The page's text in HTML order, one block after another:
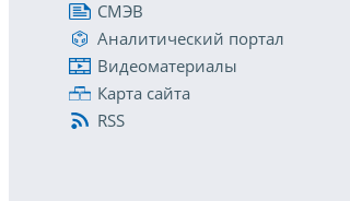
СМЭВ
Аналитический портал
Видеоматериалы
Карта сайта
RSS